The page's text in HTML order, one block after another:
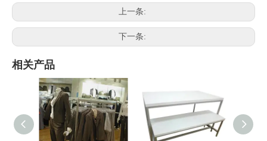
上一条:
下一条:
相关产品